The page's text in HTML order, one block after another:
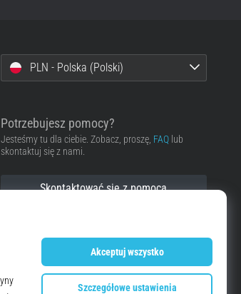
PLN - Polska (Polski)
Potrzebujesz pomocy?
Jesteśmy tu dla ciebie. Zobacz, proszę, FAQlub
skontaktuj się z nami.
Skontaktować się z pomocą